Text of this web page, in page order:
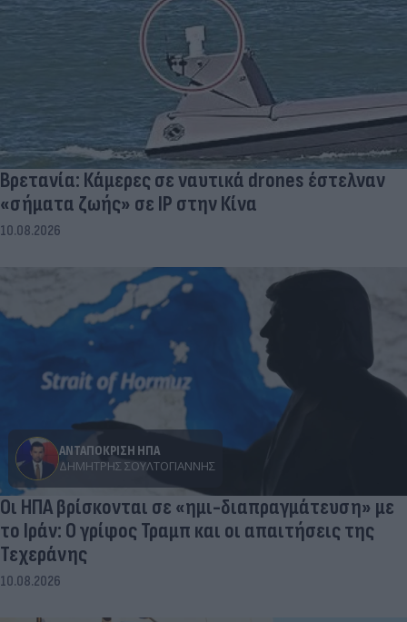
Βρετανία: Κάμερες σε ναυτικά drones έστελναν
«σήματα ζωής» σε IP στην Κίνα
10.08.2026
ΑΝΤΑΠΟΚΡΙΣΗ ΗΠΑ
ΔΗΜΉΤΡΗΣ ΣΟΥΛΤΟΓΙΆΝΝΗΣ
Οι ΗΠΑ βρίσκονται σε «ημι-διαπραγμάτευση» με
το Ιράν: Ο γρίφος Τραμπ και οι απαιτήσεις της
Τεχεράνης
10.08.2026